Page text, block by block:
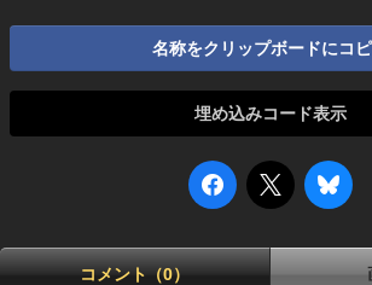
名称をクリップボードにコ
埋め込みコード表示
コメント（0）